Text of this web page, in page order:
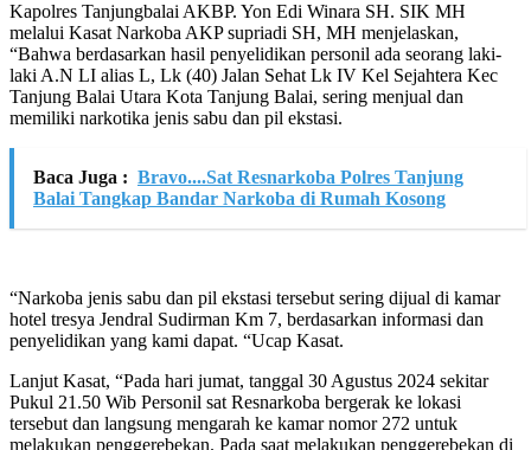
Kapolres Tanjungbalai AKBP. Yon Edi Winara SH. SIK MH
melalui Kasat Narkoba AKP supriadi SH, MH menjelaskan,
“Bahwa berdasarkan hasil penyelidikan personil ada seorang laki-
laki A.N LI alias L, Lk (40) Jalan Sehat Lk IV Kel Sejahtera Kec
Tanjung Balai Utara Kota Tanjung Balai, sering menjual dan
memiliki narkotika jenis sabu dan pil ekstasi.
Baca Juga : Bravo....Sat Resnarkoba Polres Tanjung
Balai Tangkap Bandar Narkoba di Rumah Kosong
“Narkoba jenis sabu dan pil ekstasi tersebut sering dijual di kamar
hotel tresya Jendral Sudirman Km 7, berdasarkan informasi dan
penyelidikan yang kami dapat. “Ucap Kasat.
Lanjut Kasat, “Pada hari jumat, tanggal 30 Agustus 2024 sekitar
Pukul 21.50 Wib Personil sat Resnarkoba bergerak ke lokasi
tersebut dan langsung mengarah ke kamar nomor 272 untuk
melakukan penggerebekan. Pada saat melakukan penggerebekan di